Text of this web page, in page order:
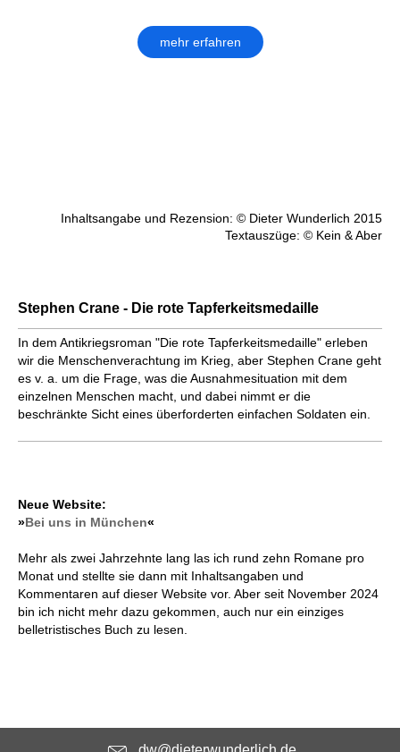
mehr erfahren
Inhaltsangabe und Rezension: © Dieter Wunderlich 2015
Textauszüge: © Kein & Aber
Stephen Crane - Die rote Tapferkeitsmedaille
In dem Antikriegsroman "Die rote Tapferkeitsmedaille" erleben
wir die Menschenverachtung im Krieg, aber Stephen Crane geht
es v. a. um die Frage, was die Ausnahmesituation mit dem
einzelnen Menschen macht, und dabei nimmt er die
beschränkte Sicht eines überforderten einfachen Soldaten ein.
Neue Website:
»Bei uns in München«
Mehr als zwei Jahrzehnte lang las ich rund zehn Romane pro
Monat und stellte sie dann mit Inhaltsangaben und
Kommentaren auf dieser Website vor. Aber seit November 2024
bin ich nicht mehr dazu gekommen, auch nur ein einziges
belletristisches Buch zu lesen.